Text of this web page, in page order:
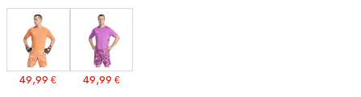
49,99 € 49,99 €